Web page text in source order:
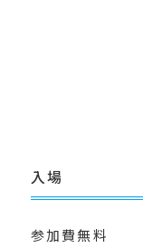
入場
参加費無料